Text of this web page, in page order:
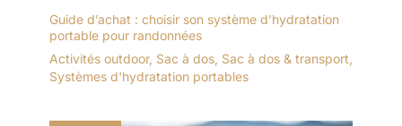
Guide d’achat : choisir son système d’hydratation
portable pour randonnées
Activités outdoor, Sac à dos, Sac à dos & transport,
Systèmes d'hydratation portables